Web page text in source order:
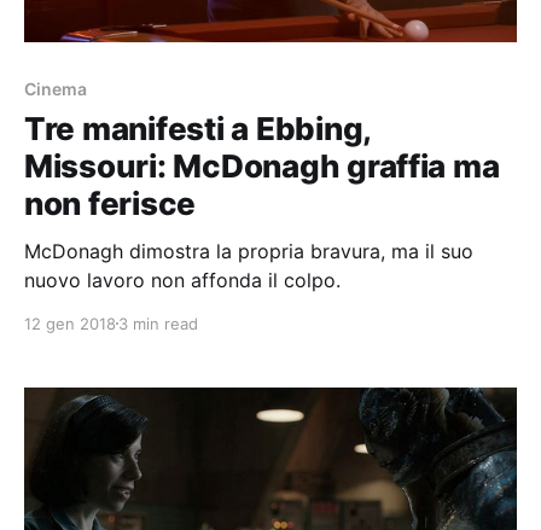
Cinema
Tre manifesti a Ebbing,
Missouri: McDonagh graffia ma
non ferisce
McDonagh dimostra la propria bravura, ma il suo
nuovo lavoro non affonda il colpo.
12 gen 2018 3 min read